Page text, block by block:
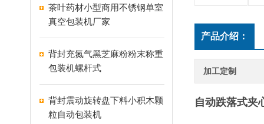
茶叶药材小型商用不锈钢单室
真空包装机厂家
背封充氮气黑芝麻粉粉末称重
包装机螺杆式
背封震动旋转盘下料小积木颗
粒自动包装机
产品介绍：
加工定制
自动跌落式夹